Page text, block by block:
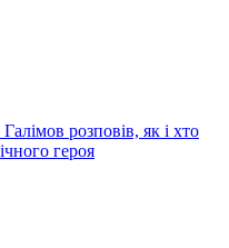
розповів, як і хто
героя